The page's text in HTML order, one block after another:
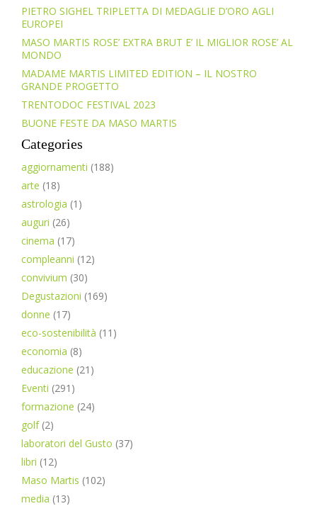
PIETRO SIGHEL TRIPLETTA DI MEDAGLIE D’ORO AGLI
EUROPEI
MASO MARTIS ROSE’ EXTRA BRUT E’ IL MIGLIOR ROSE’ AL
MONDO
MADAME MARTIS LIMITED EDITION – IL NOSTRO
GRANDE PROGETTO
TRENTODOC FESTIVAL 2023
BUONE FESTE DA MASO MARTIS
Categories
aggiornamenti (188)
arte (18)
astrologia (1)
auguri (26)
cinema (17)
compleanni (12)
convivium (30)
Degustazioni (169)
donne (17)
eco-sostenibilità (11)
economia (8)
educazione (21)
Eventi (291)
formazione (24)
golf(2)
laboratori del Gusto (37)
libri (12)
Maso Martis (102)
media (13)